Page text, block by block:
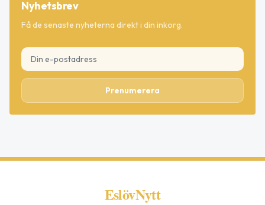
Nyhetsbrev
Få de senaste nyheterna direkt i din inkorg.
Prenumerera
EslövNytt